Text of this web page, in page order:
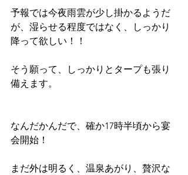
予報では今夜雨雲が少し掛かるようだ
が、湿らせる程度ではなく、しっかり
降って欲しい！！
そう願って、しっかりとタープも張り
備えます。
なんだかんだで、確か17時半頃から宴
会開始！
まだ外は明るく、温泉あがり、贅沢な